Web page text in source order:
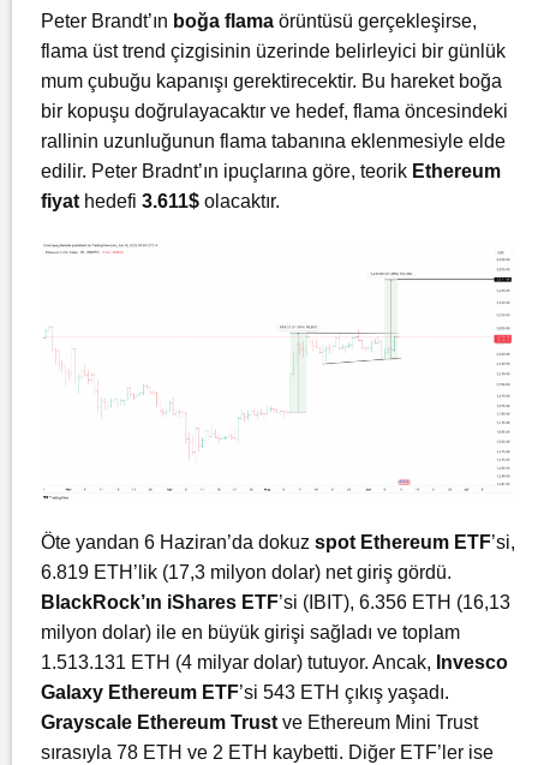
Peter Brandt’ın boğa flama örüntüsü gerçekleşirse,
flama üst trend çizgisinin üzerinde belirleyici bir günlük
mum çubuğu kapanışı gerektirecektir. Bu hareket boğa
bir kopuşu doğrulayacaktır ve hedef, flama öncesindeki
rallinin uzunluğunun flama tabanına eklenmesiyle elde
edilir. Peter Bradnt’ın ipuçlarına göre, teorik Ethereum
fiyat hedefi 3.611$ olacaktır.
Öte yandan 6 Haziran’da dokuz spot Ethereum ETF’si,
6.819 ETH’lik (17,3 milyon dolar) net giriş gördü.
BlackRock’ın iShares ETF’si (IBIT), 6.356 ETH (16,13
milyon dolar) ile en büyük girişi sağladı ve toplam
1.513.131 ETH (4 milyar dolar) tutuyor. Ancak, Invesco
Galaxy Ethereum ETF’si 543 ETH çıkış yaşadı.
Grayscale Ethereum Trust ve Ethereum Mini Trust
sırasıyla 78 ETH ve 2 ETH kaybetti. Diğer ETF’ler ise